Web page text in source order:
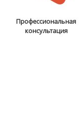
Профессиональная
консультация